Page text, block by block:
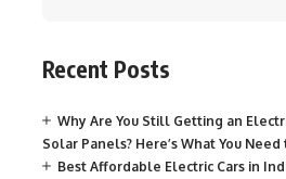
Recent Posts
Why Are You Still Getting an
Solar Panels? Here’s What You
Best Affordable Electric Cars in